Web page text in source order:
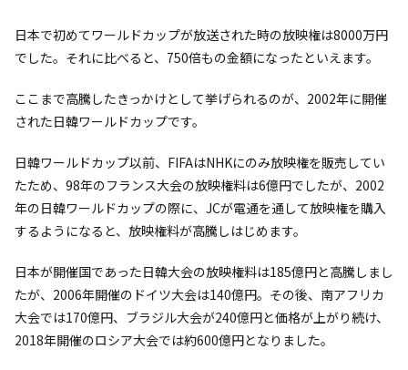
日本で初めてワールドカップが放送された時の放映権は8000万円
でした。それに比べると、750倍もの金額になったといえます。
ここまで高騰したきっかけとして挙げられるのが、2002年に開催
された日韓ワールドカップです。
日韓ワールドカップ以前、FIFAはNHKにのみ放映権を販売してい
たため、98年のフランス大会の放映権料は6億円でしたが、2002
年の日韓ワールドカップの際に、JCが電通を通して放映権を購入
するようになると、放映権料が高騰しはじめます。
日本が開催国であった日韓大会の放映権料は185億円と高騰しまし
たが、2006年開催のドイツ大会は140億円。その後、南アフリカ
大会では170億円、ブラジル大会が240億円と価格が上がり続け、
2018年開催のロシア大会では約600億円となりました。